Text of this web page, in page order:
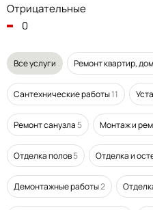
Отрицательные
0
Все услуги Ремонт квартир,
Сантехнические работы11
Ремонт санузла 5 Монтаж и
Отделка полов5 Отделка и
Демонтажные работы2